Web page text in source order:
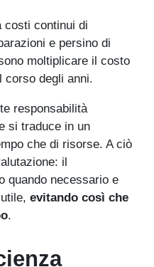
costi continui di
e persino di
moltiplicare il costo
corso degli anni.
responsabilità
si traduce in un
che di risorse. A ciò
il
quando necessario e
evitando così che
.